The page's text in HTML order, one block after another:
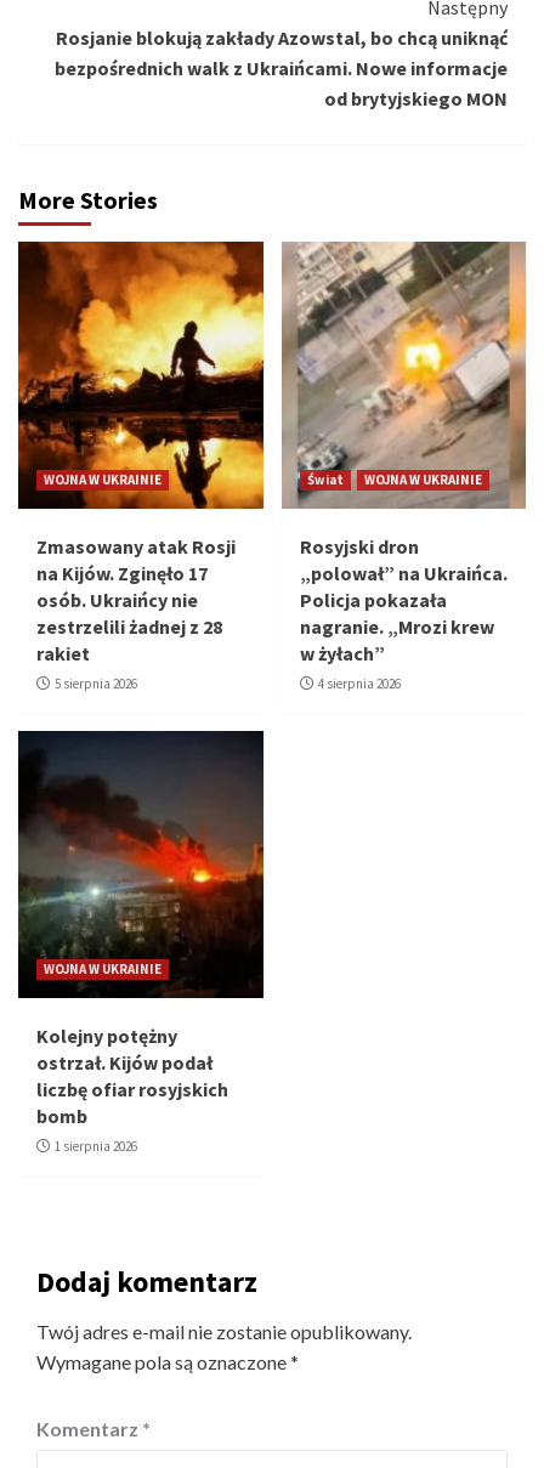
Następny
Rosjanie blokują zakłady Azowstal, bo chcą uniknąć
bezpośrednich walk z Ukraińcami. Nowe informacje
od brytyjskiego MON
More Stories
WOJNA W UKRAINIE
Zmasowany atak Rosji
na Kijów. Zginęło 17
osób. Ukraińcy nie
zestrzelili żadnej z 28
rakiet
5 sierpnia 2026
Świat WOJNA W UKRAINIE
Rosyjski dron
„polował” na Ukraińca.
Policja pokazała
nagranie. „Mrozi krew
w żyłach”
4 sierpnia 2026
WOJNA W UKRAINIE
Kolejny potężny
ostrzał. Kijów podał
liczbę ofiar rosyjskich
bomb
1 sierpnia 2026
Dodaj komentarz
Twój adres e-mail nie zostanie opublikowany.
Wymagane pola są oznaczone*
Komentarz *